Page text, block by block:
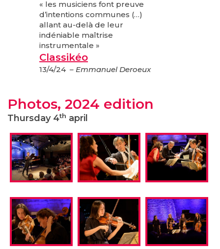
« les musiciens font preuve
d’intentions communes (…)
allant au-delà de leur
indéniable maîtrise
instrumentale »
Classikéo
13/4/24– Emmanuel Deroeux
Photos, 2024 edition
Thursday 4th april